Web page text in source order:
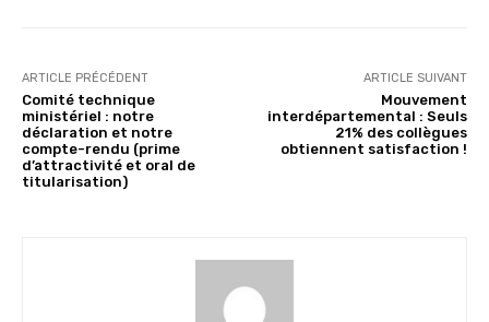
ARTICLE PRÉCÉDENT
Comité technique
ministériel : notre
déclaration et notre
compte-rendu (prime
d’attractivité et oral de
titularisation)
ARTICLE SUIVANT
Mouvement
interdépartemental : Seuls
21% des collègues
obtiennent satisfaction !